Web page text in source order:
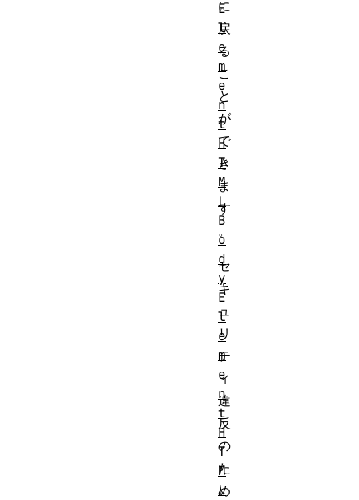
に
戻
る
こ
と
が
で
き
ま
す
。
セ
キ
ュ
リ
テ
ィ
違
反
の
た
め
E
l
e
m
e
n
t
H
T
M
L
B
o
d
y
E
l
e
m
e
n
t
H
T
M
L